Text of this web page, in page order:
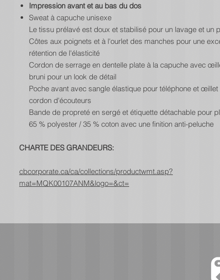
Impression avant et au bas du dos
Sweat à capuche unisexe
Le tissu prélavé est doux et stabilisé pour un lavage et un
Côtes aux poignets et à l'ourlet des manches pour une
rétention de l'élasticité
Cordon de serrage en dentelle plate à la capuche avec
bruni pour un look de détail
Poche avant avec sangle élastique pour téléphone et œillet
cordon d'écouteurs
Bande de propreté en sergé et étiquette détachable pour
65 % polyester / 35 % coton avec une finition anti-peluche
CHARTE DES GRANDEURS:
cbcorporate.ca/ca/collections/productwmt.asp?
mat=MQK00107ANM&logo=&ct=